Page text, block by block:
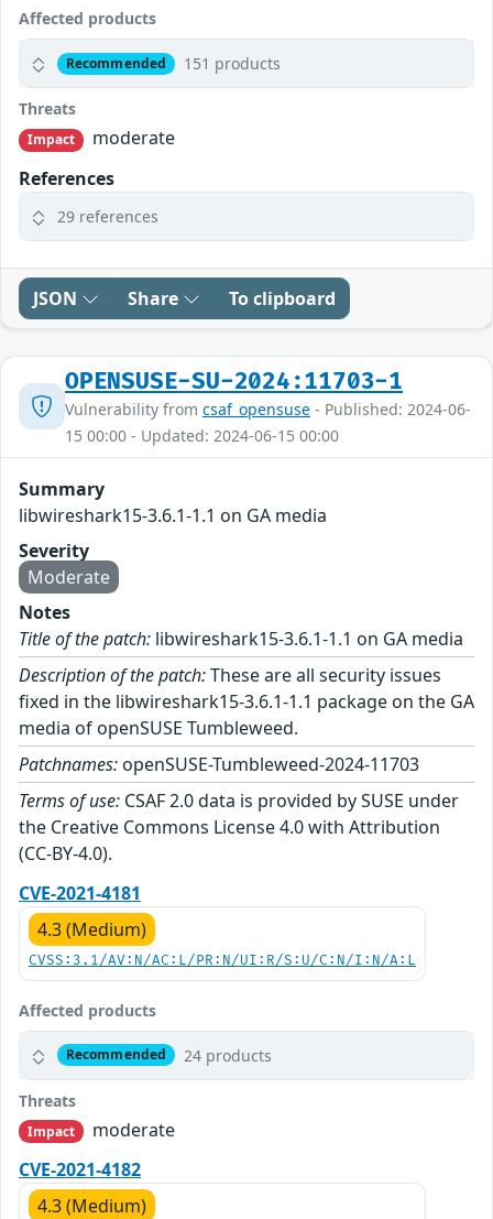
Affected products
Recommended 151 products
Threats
Impact
moderate
References
29 references
JSON Share To clipboard
OPENSUSE-SU-2024:11703-1
Vulnerability from csaf_opensuse - Published: 2024-06-
15 00:00 - Updated: 2024-06-15 00:00
Summary
libwireshark15-3.6.1-1.1 on GA media
Severity
Moderate
Notes
Title of the patch: libwireshark15-3.6.1-1.1 on GA media
Description of the patch:These are all security issues
fixed in the libwireshark15-3.6.1-1.1 package on the GA
media of openSUSE Tumbleweed.
Patchnames: openSUSE-Tumbleweed-2024-11703
Terms of use: CSAF 2.0 data is provided by SUSE under
the Creative Commons License 4.0 with Attribution
(CC-BY-4.0).
CVE-2021-4181
4.3 (Medium)
CVSS:3.1/AV:N/AC:L/PR:N/UI:R/S:U/C:N/I:N/A:L
Affected products
Recommended 24 products
Threats
Impact
moderate
CVE-2021-4182
4.3 (Medium)